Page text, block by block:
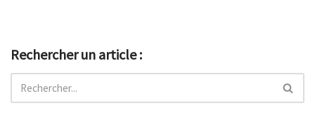
Rechercher un article :